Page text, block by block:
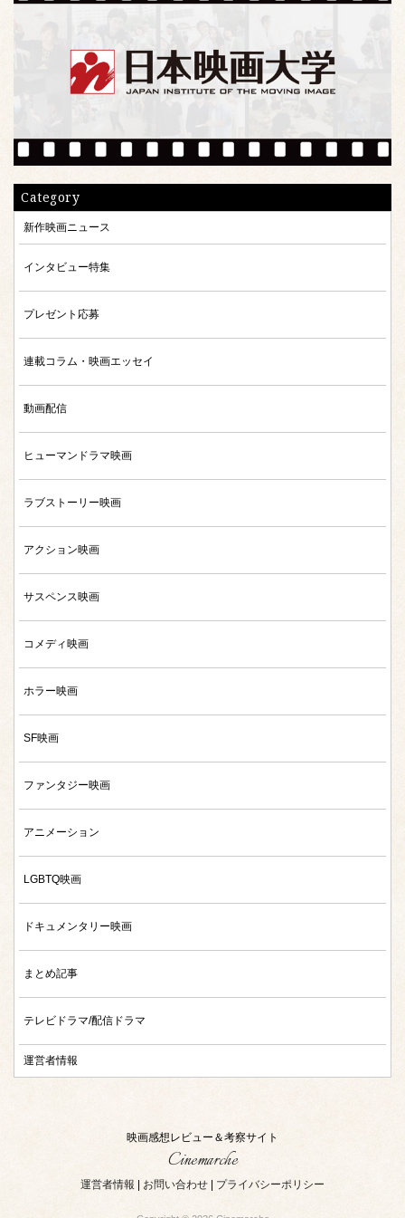
Category
新作映画ニュース
インタビュー特集
プレゼント応募
連載コラム・映画エッセイ
動画配信
ヒューマンドラマ映画
ラブストーリー映画
アクション映画
サスペンス映画
コメディ映画
ホラー映画
SF映画
ファンタジー映画
アニメーション
LGBTQ映画
ドキュメンタリー映画
まとめ記事
テレビドラマ/配信ドラマ
運営者情報
映画感想レビュー＆考察サイト
Cinemarche
運営者情報 お問い合わせ プライバシーポリシー